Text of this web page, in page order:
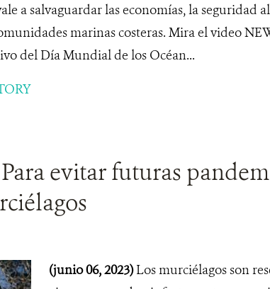
a salvaguardar las economías, la seguridad
marinas costeras. Mira el video
del Día Mundial de los Océan...
evitar futuras
(junio 06, 2023)Los murciélagos son